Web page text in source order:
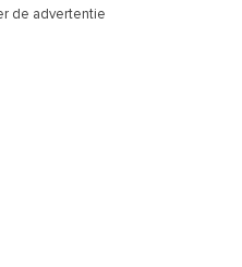
de advertentie